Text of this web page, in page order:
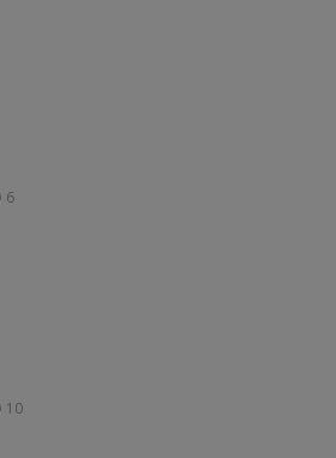
6
10